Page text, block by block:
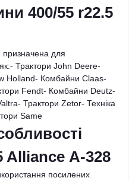
400/55 r22.5
для
Трактори John Deere-
Holland- Комбайни Claas-
Fendt- Комбайни Deutz-
Трактори Zetor- Техніка
Same
Alliance А-328
посилених